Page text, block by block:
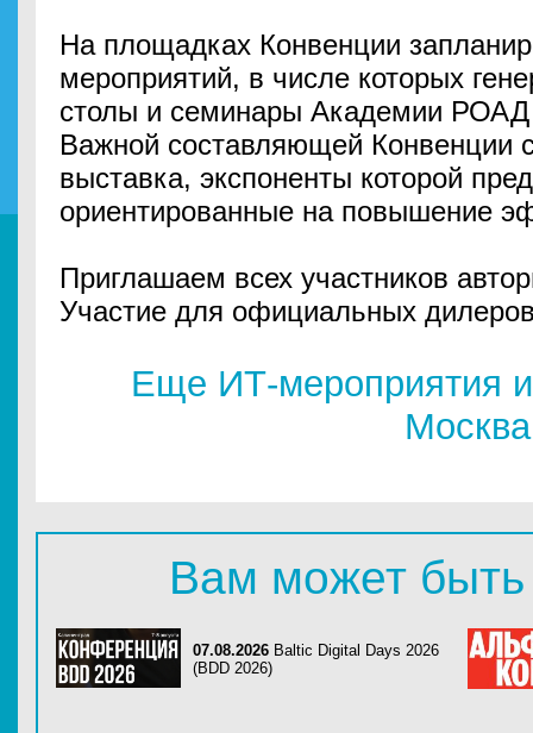
На площадках Конвенции
мероприятий, в числе которых
столы и семинары Академии РОАД
Важной составляющей Конвенции
выставка, экспоненты которой
ориентированные на повышение
Приглашаем всех участников
Участие для официальных
Еще ИТ-мероприятия
Москва
Вам может быть
07.08.2026 Baltic Digital Days 2026
(BDD 2026)